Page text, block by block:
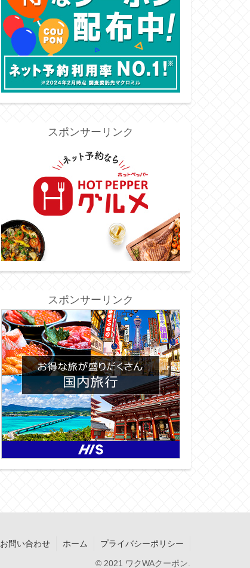
スポンサーリンク
スポンサーリンク
お問い合わせ ホーム プライバシーポリシー
© 2021 ワクWAクーポン.